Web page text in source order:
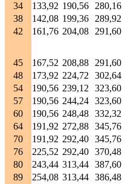
34
133,92 190,56 280,16
38
142,08 199,36 289,92
42
161,76 204,08 291,60
45 167,52 208,88 291,60
48
173,92 224,72 302,64
54
190,56 239,12 323,60
57
190,56 244,24 323,60
60
190,56 248,48 332,32
64
191,92 272,88 345,76
70
191,92 292,40 345,76
76
225,52 292,40 370,48
80
243,44 313,44 387,60
89
254,08 313,44 386,48